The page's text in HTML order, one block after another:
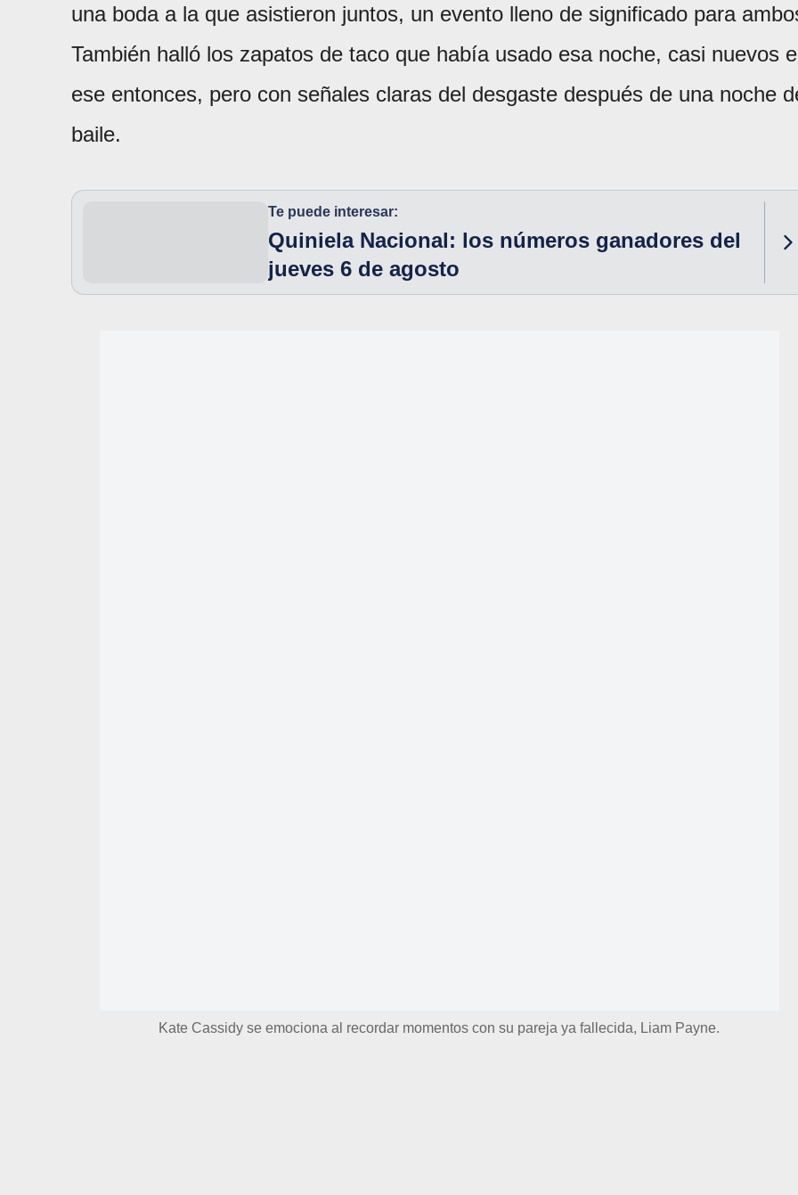
una boda a la que asistieron juntos, un evento lleno de significado para
También halló los zapatos de taco que había usado esa noche, casi nuevos
ese entonces, pero con señales claras del desgaste después de una noche
baile.
Te puede interesar:
Quiniela Nacional: los números ganadores del
jueves 6 de agosto
Kate Cassidy se emociona al recordar momentos con su pareja ya fallecida, Liam Payne.